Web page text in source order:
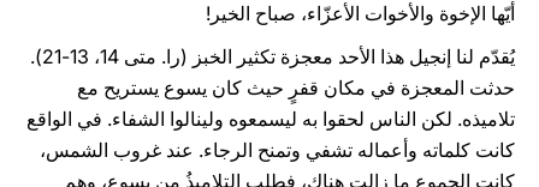
أيّها الإخوة والأخوات الأعزّاء، صباح الخير!
يُقدّم لنا إنجيل هذا الأحد معجزة تكثير الخبز (را. متى 14، 13-21).
حدثت المعجزة في مكان قفرٍ حيث كان يسوع يستريح مع
تلاميذه. لكن الناس لحقوا به ليسمعوه ولينالوا الشفاء. في الواقع
كانت كلماته وأعماله تشفي وتمنح الرجاء. عند غروب الشمس،
كانت الجموع ما زالت هناك، فطلب التلاميذُ من يسوع، وهم